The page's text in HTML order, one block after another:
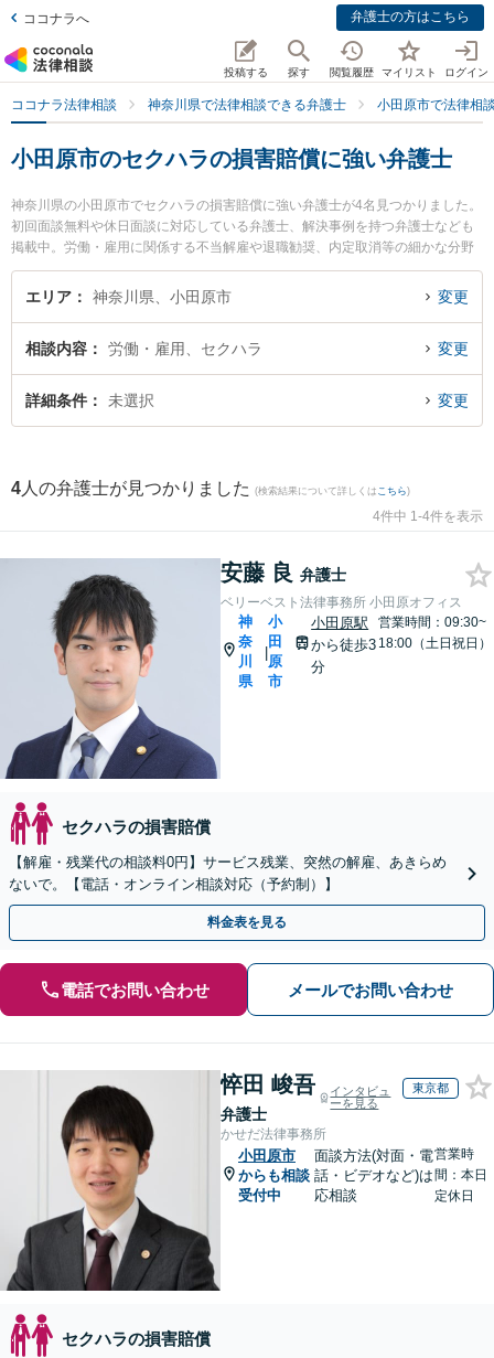
ココナラへ 弁護士の方はこちら
投稿する 探す 閲覧履歴 マイリスト ログイン
ココナラ法律相談 神奈川県で法律相談できる弁護士 小田原市で法律相
小田原市のセクハラの損害賠償に強い弁護士
神奈川県の小田原市でセクハラの損害賠償に強い弁護士が4名見つかりました。
初回面談無料や休日面談に対応している弁護士、解決事例を持つ弁護士なども
掲載中。労働・雇用に関係する不当解雇や退職勧奨、内定取消等の細かな分野
での絞り込み検索もでき便利です。特にベリーベスト法律事務所 小田原オフィ
スの安藤 良弁護士や望月法律事務所の望月 孝礼弁護士、三川法律事務所の松浦
ぐに弁護士に相談したい』『セクハラの損害賠償のトラブル解決の実績豊富な
近くの弁護士を検索したい』『初回相談無料でセクハラの損害賠償を法律相談
できる小田原市内の弁護士に相談予約したい』などでお困りの相談者さんにお
エリア 神奈川県、小田原市 変更
相談内容 労働・雇用、セクハラ 変更
詳細条件 未選択 変更
4 人の弁護士が見つかりました (検索結果について詳しくは こちら)
4件中 1-4件を表示
安藤 良 弁護士
ベリーベスト法律事務所 小田原オフィス
神
奈
川
県
|
小
田
原
市
小田原駅
から徒歩3
分
営業時間：09:30~
18:00（土日祝日）
セクハラの損害賠償
【解雇・残業代の相談料0円】サービス残業、突然の解雇、あきらめ
ないで。【電話・オンライン相談対応（予約制）】
料金表を見る
電話でお問い合わせ メールでお問い合わせ
悴田 峻吾
弁護士
インタビュ
ーを見る
東京都
かせだ法律事務所
小田原市
からも相談
受付中
面談方法(対面・電
話・ビデオなど)は
応相談
営業時
間：本日
定休日
セクハラの損害賠償